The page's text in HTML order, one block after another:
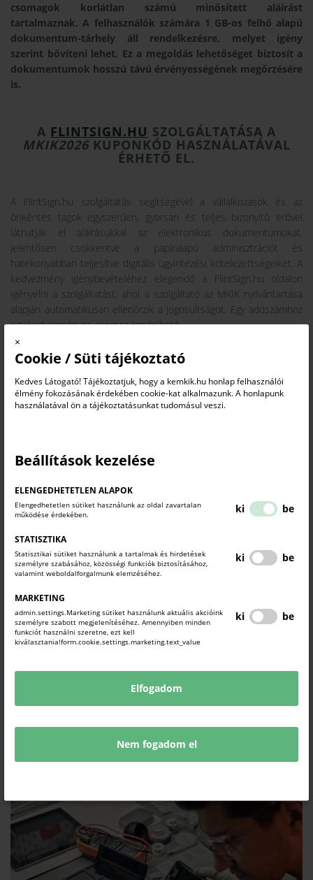
×
Cookie / Süti tájékoztató
Kedves Látogató! Tájékoztatjuk, hogy a kemkik.hu honlap felhasználói
élmény fokozásának érdekében cookie-kat alkalmazunk. A honlapunk
használatával ön a tájékoztatásunkat tudomásul veszi.
Beállítások kezelése
ELENGEDHETETLEN ALAPOK
Elengedhetetlen sütiket használunk az oldal zavartalan
működése érdekében.
ki be
STATISZTIKA
Statisztikai sütiket használunk a tartalmak és hirdetések
személyre szabásához, közösségi funkciók biztosításához,
valamint weboldalforgalmunk elemzéséhez.
ki be
MARKETING
admin.settings.Marketing sütiket használunk aktuális akcióink
személyre szabott megjelenítéséhez. Amennyiben minden
funkciót használni szeretne, ezt kell
kiválasztania!form.cookie.settings.marketing.text_value
ki be
Elfogadom
Nem fogadom el
csomagok korlátlan számú minősített aláírást
tartalmaznak. A felhasználók számára 1 GB-os felhő alapú
dokumentum-tárhely áll rendelkezésre, melyet igény
szerint bővíteni lehet. Ez a megoldás lehetőséget biztosít a
dokumentumok hosszú távú érvényességének megőrzésére
is.
A FLINTSIGN.HU SZOLGÁLTATÁSA A
MKIK2026KUPONKÓD HASZNÁLATÁVAL
ÉRHETŐ EL.
A FlintSign.hu szolgáltatás segítségével a vállalkozások és az
önkéntes tagok egyszerűen, gyorsan és teljes bizonyító erővel
láthatják el aláírásukkal az elektronikus dokumentumokat,
jelentősen csökkentve a papíralapú adminisztrációt és
hatékonyabban teljesítve digitális ügyintézési kötelezettségeiket. A
kedvezmény igénybevételéhez elegendő a FlintSign.hu oldalon
igényelni a szolgáltatást, ahol a szolgáltató az MKIK nyilvántartása
alapján automatikusan ellenőrzik a jogosultságot. Egy adószámhoz
egy kedvezményes csomag rendelhető.
A partnerség révén a
szolgáltatása jelentős mértékben hozzájárul, ahhoz, hogy a Kamara
teljeskörűen lefedje a hazai digitális aláírási piacot, elérhetővé téve
a megbízható e-aláírási megoldásokat minden magyar vállalkozás
számára. Az MKIK ezzel az együttműködéssel tovább támogatja a
Forrás:
https://mkik.hu/hirek/ujabb-szolgaltatonal-erheto-
KAPCSOLÓDÓ TARTALMAK
TUDJON MEG TÖBBET.